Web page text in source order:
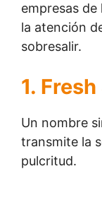
empresas
la atención
sobresalir.
1.
Un nombre
transmite la
pulcritud.